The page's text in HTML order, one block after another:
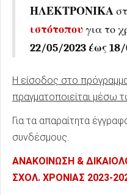
ΗΛΕΚΤΡΟΝΙΚΑ
ιστότοπουγια το
22/05/2023 έως
Η είσοδος στο
πραγματοποιείται μέσω
Για τα απαραίτητα
συνδέσμους.
ΑΝΑΚΟΙΝΩΣΗ &
ΣΧΟΛ. ΧΡΟΝΙΑΣ 2023-